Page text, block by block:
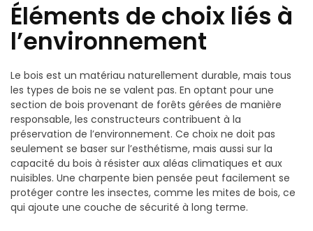
Éléments de choix liés à
l’environnement
Le bois est un matériau naturellement durable, mais tous
les types de bois ne se valent pas. En optant pour une
section de bois provenant de forêts gérées de manière
responsable, les constructeurs contribuent à la
préservation de l’environnement. Ce choix ne doit pas
seulement se baser sur l’esthétisme, mais aussi sur la
capacité du bois à résister aux aléas climatiques et aux
nuisibles. Une charpente bien pensée peut facilement se
protéger contre les insectes, comme les mites de bois, ce
qui ajoute une couche de sécurité à long terme.